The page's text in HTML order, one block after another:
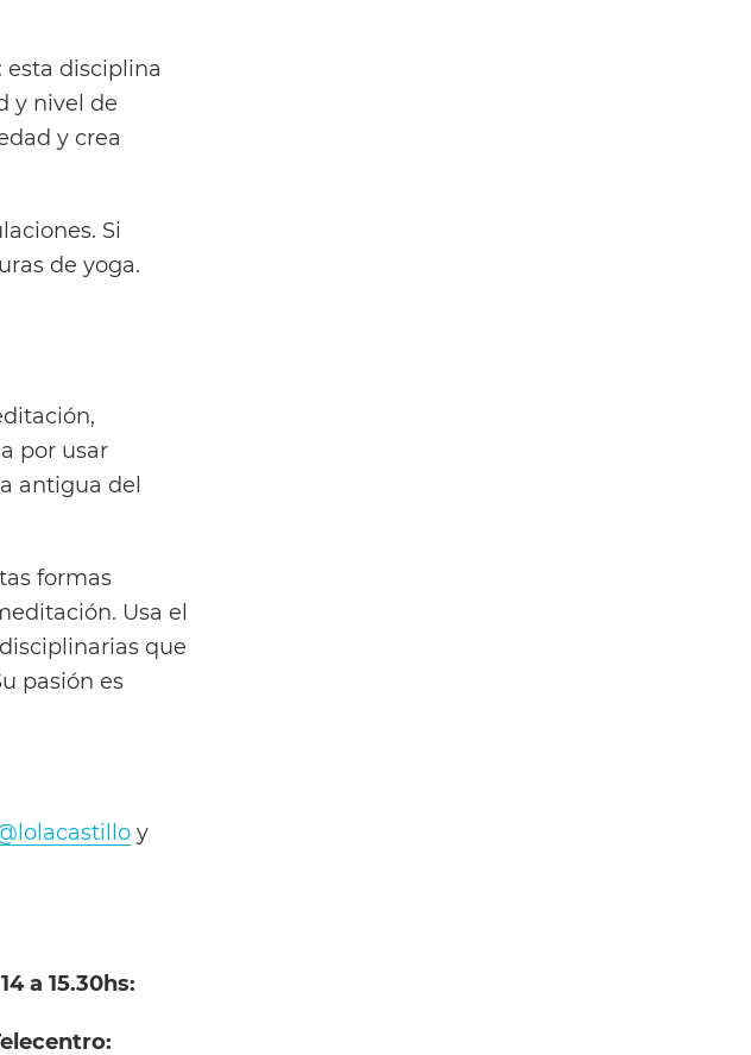
esta disciplina
y nivel de
y crea
Si
de yoga.
por usar
antigua del
formas
Usa el
que
pasión es
y
a 15.30hs: